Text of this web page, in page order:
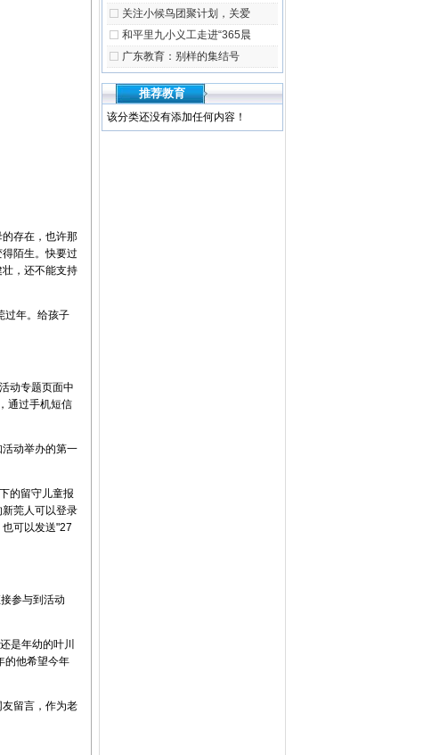
存在，也许那
陌生。快要过
，还不能支持
过年。给孩子
动专题页面中
通过手机短信
动举办的第一
的留守儿童报
莞人可以登录
可以发送"27
参与到活动
是年幼的叶川
的他希望今年
留言，作为老
关注小候鸟团聚计划，关爱
和平里九小义工走进“365晨
广东教育：别样的集结号
推荐教育
该分类还没有添加任何内容！